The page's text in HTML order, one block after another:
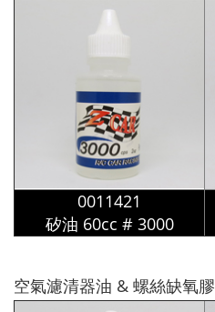
0011421
矽油 60cc # 3000
空氣濾清器油 & 螺絲缺氧膠